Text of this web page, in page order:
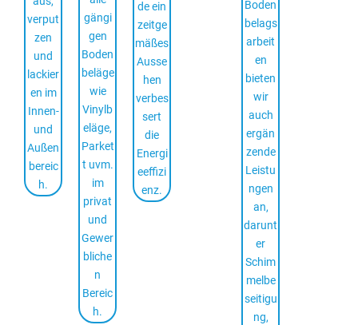
verput
zen
und
lackier
en im
Innen-
und
Außen
bereic
h.
gängi
gen
Boden
beläge
wie
Vinylb
eläge,
Parket
t uvm.
im
privat
und
Gewer
bliche
n
Bereic
h.
de ein
zeitge
mäßes
Ausse
hen
verbes
sert
die
Energi
eeffizi
enz.
Boden
belags
arbeit
en
bieten
wir
auch
ergän
zende
Leistu
ngen
an,
darunt
er
Schim
melbe
seitigu
ng,